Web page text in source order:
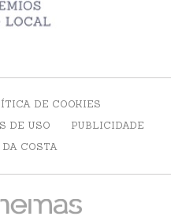
DE COOKIES
DE USO
PUBLICIDADE
COSTA